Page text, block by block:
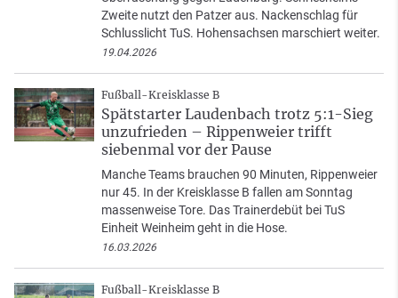
Zweite nutzt den Patzer aus. Nackenschlag für
Schlusslicht TuS. Hohensachsen marschiert weiter.
19.04.2026
Fußball-Kreisklasse B
Spätstarter Laudenbach trotz 5:1-Sieg
unzufrieden – Rippenweier trifft
siebenmal vor der Pause
Manche Teams brauchen 90 Minuten, Rippenweier
nur 45. In der Kreisklasse B fallen am Sonntag
massenweise Tore. Das Trainerdebüt bei TuS
Einheit Weinheim geht in die Hose.
16.03.2026
Fußball-Kreisklasse B